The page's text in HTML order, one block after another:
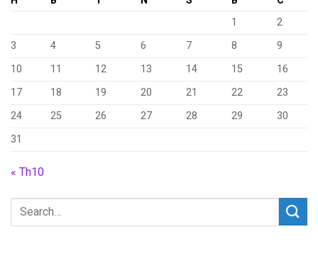
1
2
3
4 5 6 7 8
9
10
11 12 13 14 15
16
17
18 19 20 21 22
23
24
25 26 27 28 29
30
31
« Th10